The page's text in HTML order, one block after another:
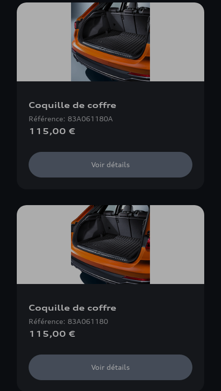
Coquille de coffre
Référence: 83A061180A
115,00 €
Voir détails
Coquille de coffre
Référence: 83A061180
115,00 €
Voir détails